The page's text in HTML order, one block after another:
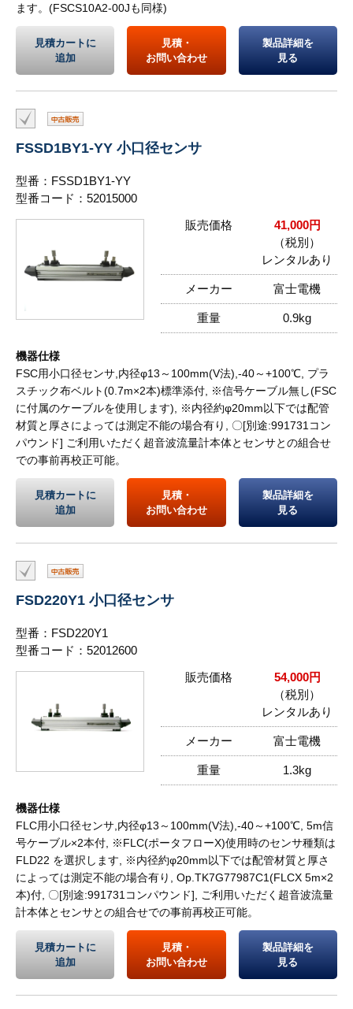
ます。(FSCS10A2-00Jも同様)
見積カートに
追加
見積・
お問い合わせ
製品詳細を
見る
FSSD1BY1-YY 小口径センサ
型番：FSSD1BY1-YY
型番コード：52015000
販売価格
41,000円
（税別）
レンタルあり
メーカー 富士電機
重量 0.9kg
機器仕様
FSC用小口径センサ,内径φ13～100mm(V法),-40～+100℃, プラ
スチック布ベルト(0.7m×2本)標準添付, ※信号ケーブル無し(FSC
に付属のケーブルを使用します), ※内径約φ20mm以下では配管
材質と厚さによっては測定不能の場合有り, 〇[別途:991731コン
パウンド] ご利用いただく超音波流量計本体とセンサとの組合せ
での事前再校正可能。
見積カートに
追加
見積・
お問い合わせ
製品詳細を
見る
FSD220Y1 小口径センサ
型番：FSD220Y1
型番コード：52012600
販売価格
54,000円
（税別）
レンタルあり
メーカー 富士電機
重量 1.3kg
機器仕様
FLC用小口径センサ,内径φ13～100mm(V法),-40～+100℃, 5m信
号ケーブル×2本付, ※FLC(ポータフローX)使用時のセンサ種類は
FLD22 を選択します, ※内径約φ20mm以下では配管材質と厚さ
によっては測定不能の場合有り, Op.TK7G77987C1(FLCX 5m×2
本)付, 〇[別途:991731コンパウンド], ご利用いただく超音波流量
計本体とセンサとの組合せでの事前再校正可能。
見積カートに
追加
見積・
お問い合わせ
製品詳細を
見る